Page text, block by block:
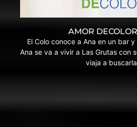
AMOR
El Colo conoce a Ana en un bar
Ana se va a vivir a Las Grutas con
viaja a